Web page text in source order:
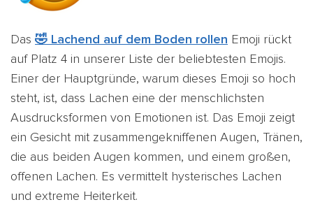
Das 🤣 Lachend auf dem Boden rollen Emoji rückt
auf Platz 4 in unserer Liste der beliebtesten Emojis.
Einer der Hauptgründe, warum dieses Emoji so hoch
steht, ist, dass Lachen eine der menschlichsten
Ausdrucksformen von Emotionen ist. Das Emoji zeigt
ein Gesicht mit zusammengekniffenen Augen, Tränen,
die aus beiden Augen kommen, und einem großen,
offenen Lachen. Es vermittelt hysterisches Lachen
und extreme Heiterkeit.